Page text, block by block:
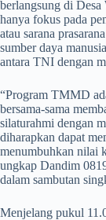
berlangsung di
hanya fokus pada
atau sarana
sumber daya
antara TNI dengan
“Program TMMD
bersama-sama
silaturahmi dengan
diharapkan dapat
menumbuhkan nilai
ungkap Dandim
dalam sambutan
Menjelang pukul